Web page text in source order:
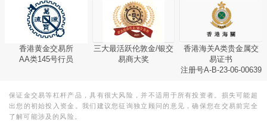
香港黄金交易所
AA类145号行员
三大最活跃伦敦金/银交
易商大奖
香港海关A类贵金属交
易证书
注册号A-B-23-06-00639
保证金交易等杠杆产品，具有很大风险，并不适用于所有投资者。损失可能超
出您的初始投入资金。我们建议您征询独立顾问的意见，确保您在交易前完全
了解可能涉及的风险。